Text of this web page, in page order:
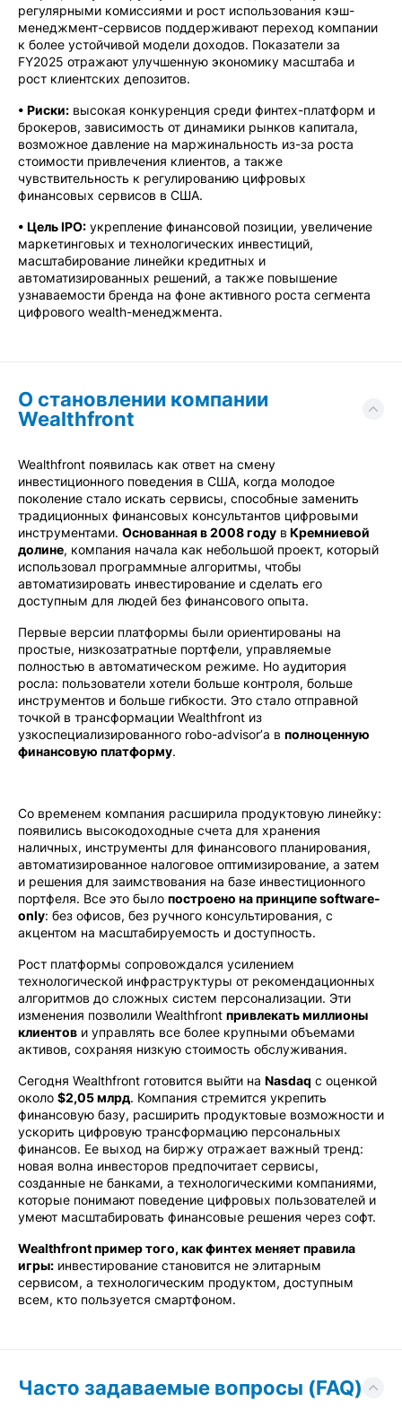
регулярными комиссиями и рост использования кэш-
менеджмент-сервисов поддерживают переход компании
к более устойчивой модели доходов. Показатели за
FY2025 отражают улучшенную экономику масштаба и
рост клиентских депозитов.
• Риски: высокая конкуренция среди финтех-платформ и
брокеров, зависимость от динамики рынков капитала,
возможное давление на маржинальность из-за роста
стоимости привлечения клиентов, а также
чувствительность к регулированию цифровых
финансовых сервисов в США.
• Цель IPO: укрепление финансовой позиции, увеличение
маркетинговых и технологических инвестиций,
масштабирование линейки кредитных и
автоматизированных решений, а также повышение
узнаваемости бренда на фоне активного роста сегмента
цифрового wealth-менеджмента.
О становлении компании
Wealthfront
Wealthfront появилась как ответ на смену
инвестиционного поведения в США, когда молодое
поколение стало искать сервисы, способные заменить
традиционных финансовых консультантов цифровыми
инструментами. Основанная в 2008 году в Кремниевой
долине, компания начала как небольшой проект, который
использовал программные алгоритмы, чтобы
автоматизировать инвестирование и сделать его
доступным для людей без финансового опыта.
Первые версии платформы были ориентированы на
простые, низкозатратные портфели, управляемые
полностью в автоматическом режиме. Но аудитория
росла: пользователи хотели больше контроля, больше
инструментов и больше гибкости. Это стало отправной
точкой в трансформации Wealthfront из
узкоспециализированного robo-advisor’а в полноценную
финансовую платформу.
Со временем компания расширила продуктовую линейку:
появились высокодоходные счета для хранения
наличных, инструменты для финансового планирования,
автоматизированное налоговое оптимизирование, а затем
и решения для заимствования на базе инвестиционного
портфеля. Все это было построено на принципе software-
only: без офисов, без ручного консультирования, с
акцентом на масштабируемость и доступность.
Рост платформы сопровождался усилением
технологической инфраструктуры от рекомендационных
алгоритмов до сложных систем персонализации. Эти
изменения позволили Wealthfront привлекать миллионы
клиентов и управлять все более крупными объемами
активов, сохраняя низкую стоимость обслуживания.
Сегодня Wealthfront готовится выйти на Nasdaq с оценкой
около $2,05 млрд. Компания стремится укрепить
финансовую базу, расширить продуктовые возможности и
ускорить цифровую трансформацию персональных
финансов. Ее выход на биржу отражает важный тренд:
новая волна инвесторов предпочитает сервисы,
созданные не банками, а технологическими компаниями,
которые понимают поведение цифровых пользователей и
умеют масштабировать финансовые решения через софт.
Wealthfront пример того, как финтех меняет правила
игры: инвестирование становится не элитарным
сервисом, а технологическим продуктом, доступным
всем, кто пользуется смартфоном.
Часто задаваемые вопросы (FAQ)